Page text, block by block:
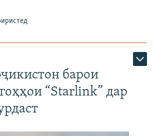
барои
“Starlink” дар